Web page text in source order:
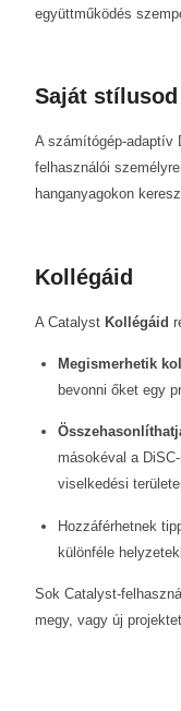
együttműködés
Saját stílusod
A számítógép-adaptív
felhasználói
hanganyagokon
Kollégáid
A Catalyst Kollégáid
Megismerhetik
bevonni őket egy
másokéval a
viselkedési
Hozzáférhetnek
különféle
Sok Catalyst-
megy, vagy új